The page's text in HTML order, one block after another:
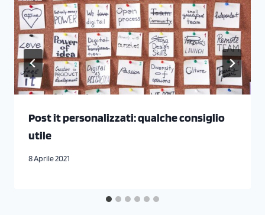
Post it personalizzati: qualche consiglio
utile
8 Aprile 2021